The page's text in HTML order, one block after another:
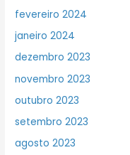
fevereiro 2024
janeiro 2024
dezembro 2023
novembro 2023
outubro 2023
setembro 2023
agosto 2023